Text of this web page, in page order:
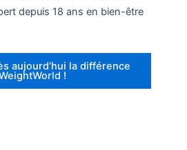
depuis 18 ans en bien-être
aujourd’hui la différence
!